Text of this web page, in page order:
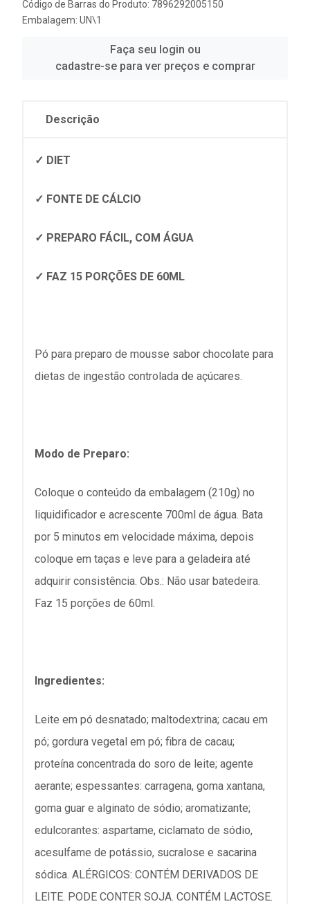
Código de Barras do Produto: 7896292005150
Embalagem: UN\1
Faça seu login ou
cadastre-se para ver preços e comprar
Descrição
✓ DIET
✓ FONTE DE CÁLCIO
✓ PREPARO FÁCIL, COM ÁGUA
✓ FAZ 15 PORÇÕES DE 60ML
Pó para preparo de mousse sabor chocolate para
dietas de ingestão controlada de açúcares.
Modo de Preparo:
Coloque o conteúdo da embalagem (210g) no
liquidificador e acrescente 700ml de água. Bata
por 5 minutos em velocidade máxima, depois
coloque em taças e leve para a geladeira até
adquirir consistência. Obs.: Não usar batedeira.
Faz 15 porções de 60ml.
Ingredientes:
Leite em pó desnatado; maltodextrina; cacau em
pó; gordura vegetal em pó; fibra de cacau;
proteína concentrada do soro de leite; agente
aerante; espessantes: carragena, goma xantana,
goma guar e alginato de sódio; aromatizante;
edulcorantes: aspartame, ciclamato de sódio,
acesulfame de potássio, sucralose e sacarina
sódica. ALÉRGICOS: CONTÉM DERIVADOS DE
LEITE. PODE CONTER SOJA. CONTÉM LACTOSE.